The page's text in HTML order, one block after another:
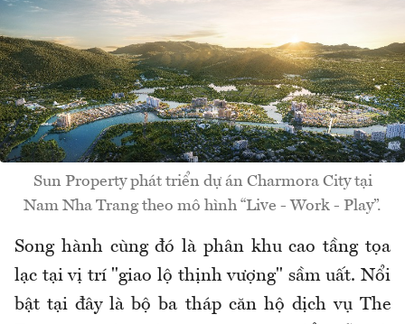
Sun Property phát triển dự án Charmora City tại
Nam Nha Trang theo mô hình “Live - Work - Play”.
Song hành cùng đó là phân khu cao tầng tọa
lạc tại vị trí "giao lộ thịnh vượng" sầm uất. Nổi
bật tại đây là bộ ba tháp căn hộ dịch vụ The